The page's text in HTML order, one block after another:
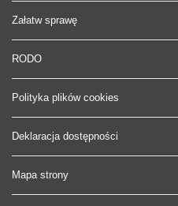
Załatw sprawę
RODO
Polityka plików cookies
Deklaracja dostępności
Mapa strony